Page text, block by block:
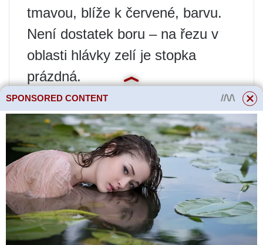
tmavou, blíže k červené, barvu.
Není dostatek boru – na řezu v
oblasti hlávky zelí je stopka
prázdná.
Nedostatek manganu a hořčíku –
listy jsou „mramorované“.
Vadnutí nastává při nedostatku
vláhy.
Částečné zmrazení.
Mechanické poškození.
Přečtěte si více
Je možné skladovat
SPONSORED CONTENT